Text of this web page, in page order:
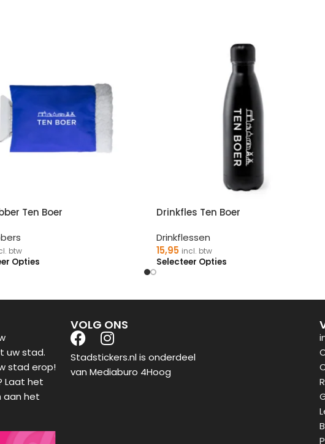
Ten Boer
btw
Opties
Drinkfles Ten Boer
Drinkflessen
15,95 incl. btw
Selecteer Opties
uw stad.
stad erop!
Laat het
aan het
VOLG ONS
Stadstickers.nl is onderdeel
van Mediaburo 4Hoog